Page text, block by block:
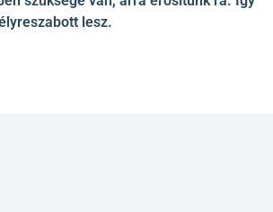
lesz.